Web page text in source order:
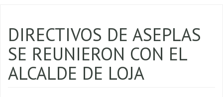
DIRECTIVOS DE ASEPLAS
SE REUNIERON CON EL
ALCALDE DE LOJA